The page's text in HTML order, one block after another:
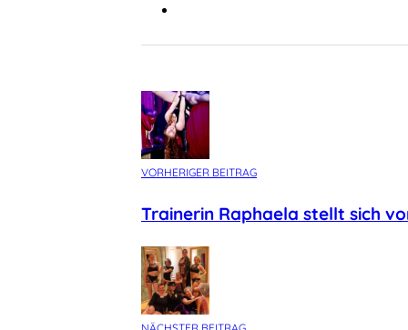
VORHERIGER BEITRAG
Trainerin Raphaela stellt sich